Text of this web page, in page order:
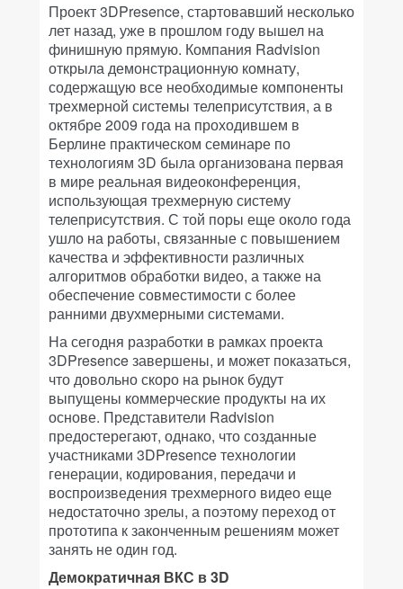
Проект 3DPresence, стартовавший несколько
лет назад, уже в прошлом году вышел на
финишную прямую. Компания Radvision
открыла демонстрационную комнату,
содержащую все необходимые компоненты
трехмерной системы телеприсутствия, а в
октябре 2009 года на проходившем в
Берлине практическом семинаре по
технологиям 3D была организована первая
в мире реальная видеоконференция,
использующая трехмерную систему
телеприсутствия. С той поры еще около года
ушло на работы, связанные с повышением
качества и эффективности различных
алгоритмов обработки видео, а также на
обеспечение совместимости с более
ранними двухмерными системами.
На сегодня разработки в рамках проекта
3DPresence завершены, и может показаться,
что довольно скоро на рынок будут
выпущены коммерческие продукты на их
основе. Представители Radvision
предостерегают, однако, что созданные
участниками 3DPresence технологии
генерации, кодирования, передачи и
воспроизведения трехмерного видео еще
недостаточно зрелы, а поэтому переход от
прототипа к законченным решениям может
занять не один год.
Демократичная ВКС в 3D